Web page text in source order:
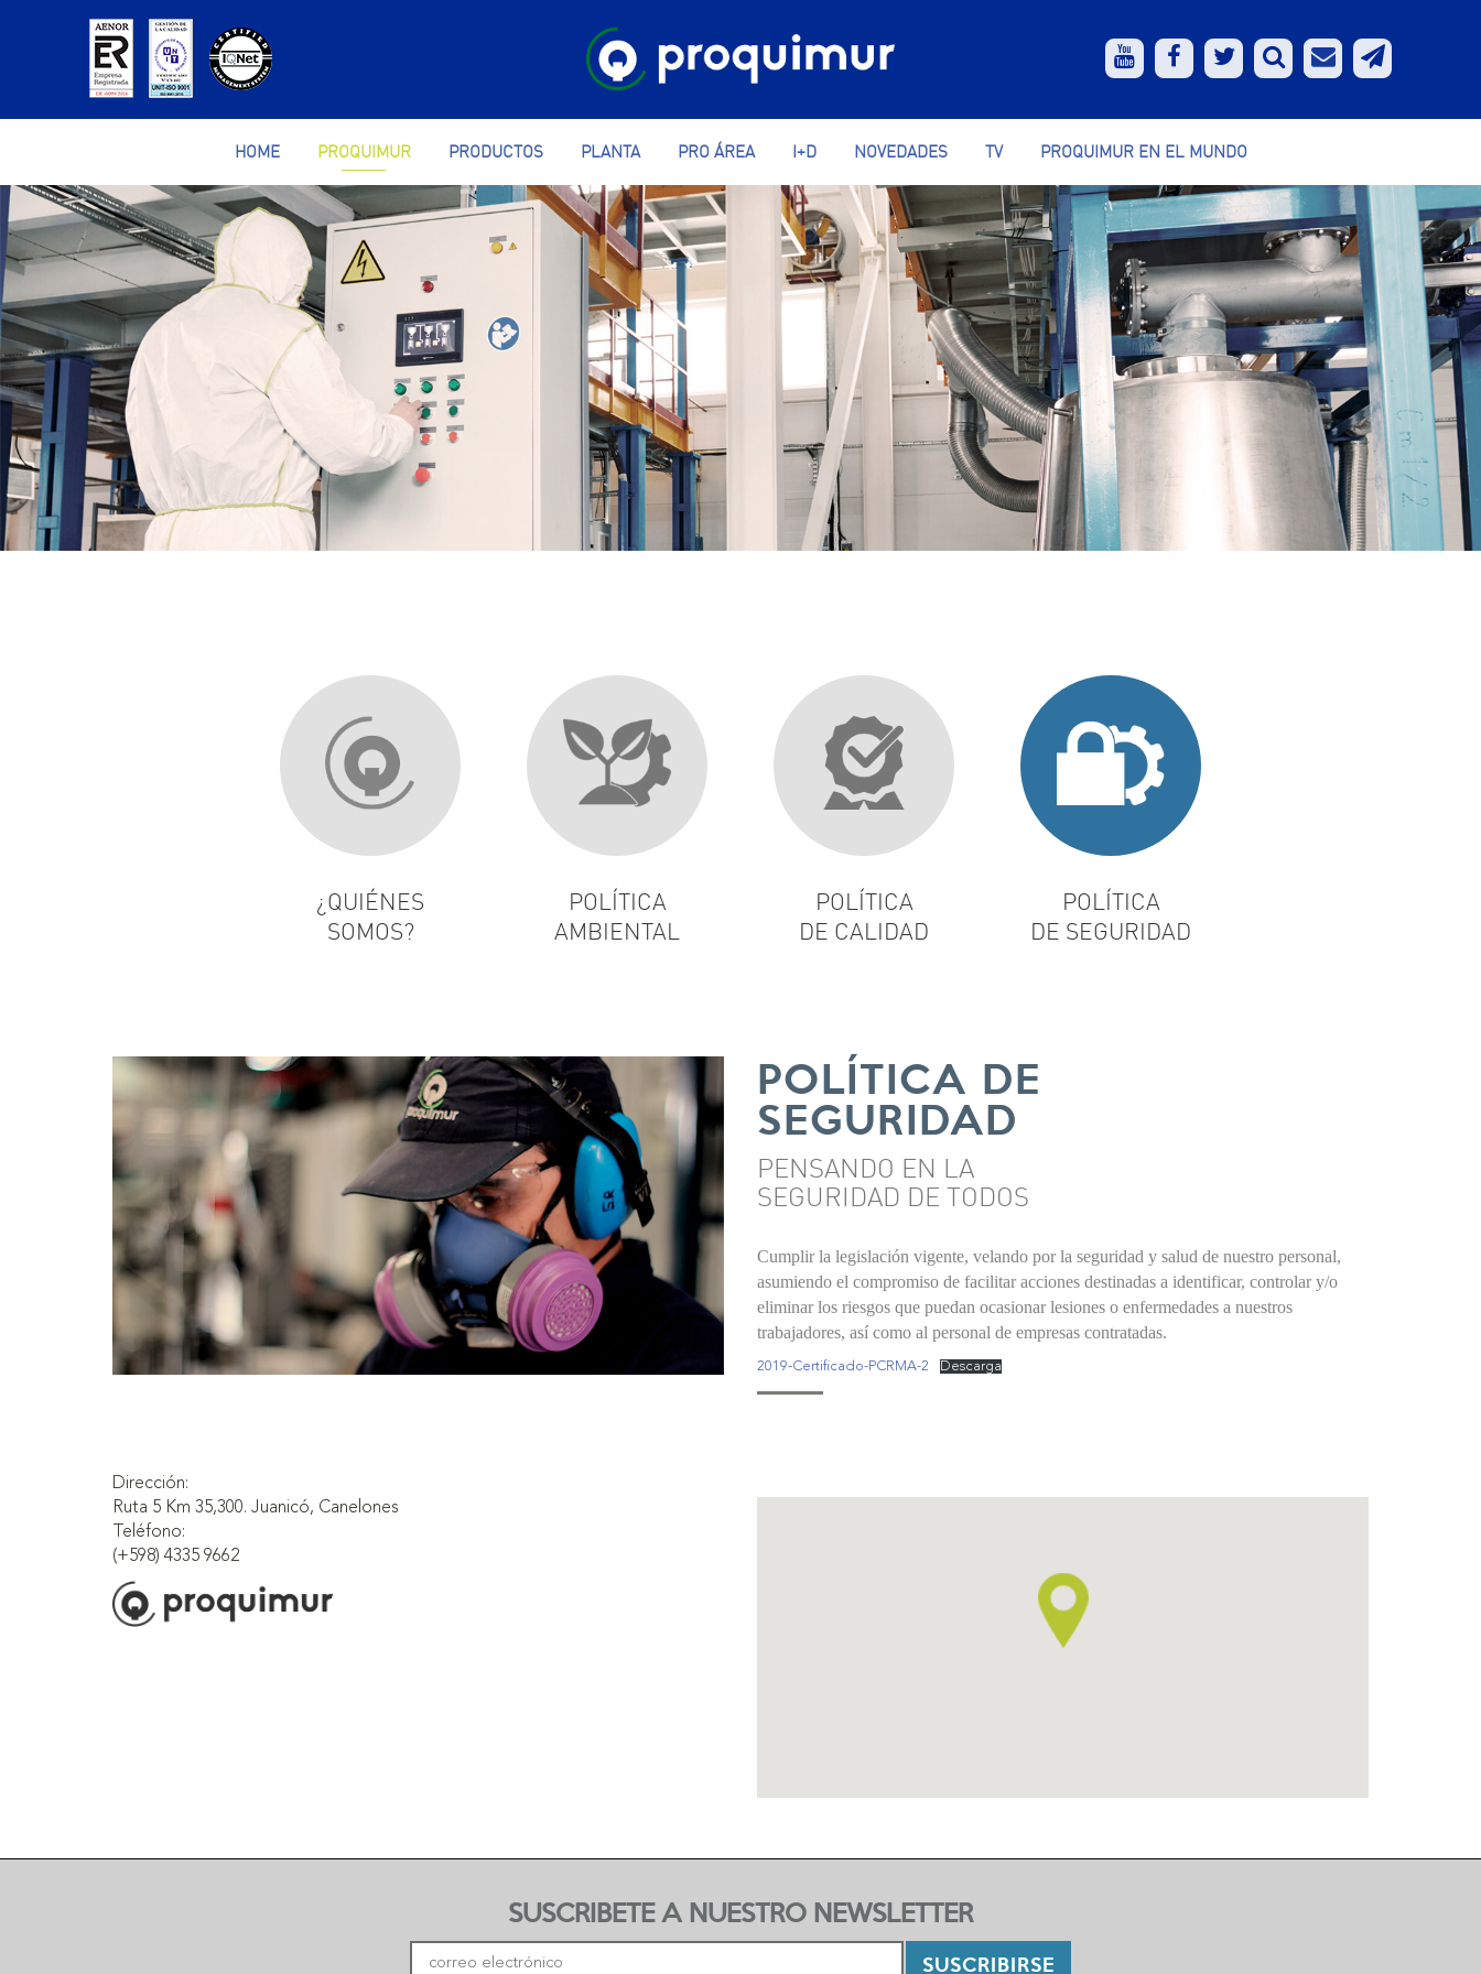
HOME PROQUIMUR PRODUCTOS PLANTA PRO ÁREA I+D NOVEDADES TV PROQUIMUR EN EL MUNDO
¿QUIÉNES
SOMOS?
POLÍTICA
AMBIENTAL
POLÍTICA
DE CALIDAD
POLÍTICA
DE SEGURIDAD
POLÍTICA DE
SEGURIDAD
PENSANDO EN LA
SEGURIDAD DE TODOS
Cumplir la legislación vigente, velando por la seguridad y salud de nuestro personal,
asumiendo el compromiso de facilitar acciones destinadas a identificar, controlar y/o
eliminar los riesgos que puedan ocasionar lesiones o enfermedades a nuestros
trabajadores, así como al personal de empresas contratadas.
2019-Certificado-PCRMA-2 Descarga
Dirección:
Ruta 5 Km 35,300. Juanicó, Canelones
Teléfono:
(+598) 4335 9662
SUSCRIBETE A NUESTRO NEWSLETTER
SUSCRIBIRSE